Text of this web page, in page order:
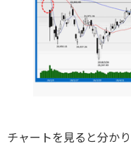
チャートを見ると分か